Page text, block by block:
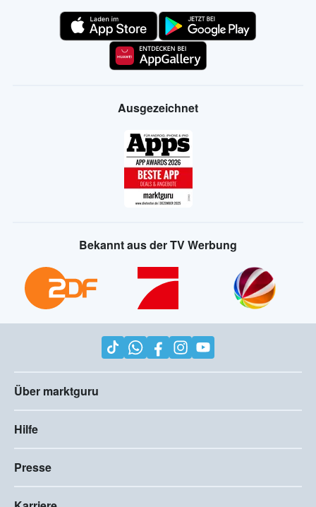
Ausgezeichnet
Bekannt aus der TV Werbung
Über marktguru
Hilfe
Presse